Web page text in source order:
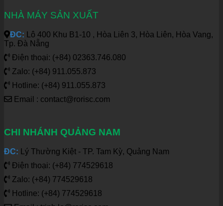
NHÀ MÁY SẢN XUẤT
ĐC: Lô 400 Khu B1-10 , Hòa Liên 3, Hòa Liên, Hòa Vang,
Tp. Đà Nẵng
Điện thoại: (+84) 02363.746.080
Zalo: (+84) 911.055.873
Hotline: (+84) 911.055.873
Email : contact@rorisc.com
CHI NHÁNH QUẢNG NAM
ĐC: Lý Thường Kiệt - TP. Tam Kỳ, Quảng Nam
Điện thoại: (+84) 774529618
Zalo: (+84) 774529618
Hotline: (+84) 774529618